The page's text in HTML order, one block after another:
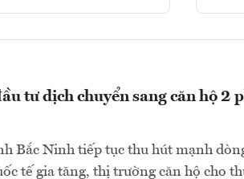
tư dịch chuyển sang căn hộ 2
Bắc Ninh tiếp tục thu hút mạnh
tế gia tăng, thị trường căn hộ cho